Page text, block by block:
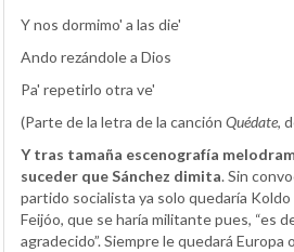
Y nos dormimo' a las die'
Ando rezándole a Dios
Pa' repetirlo otra ve'
(Parte de la letra de la canción Quédate,
Y tras tamaña escenografía
suceder que Sánchez dimita. Sin
partido socialista ya solo quedaría
Feijóo, que se haría militante pues, “es
agradecido”. Siempre le quedará Europa